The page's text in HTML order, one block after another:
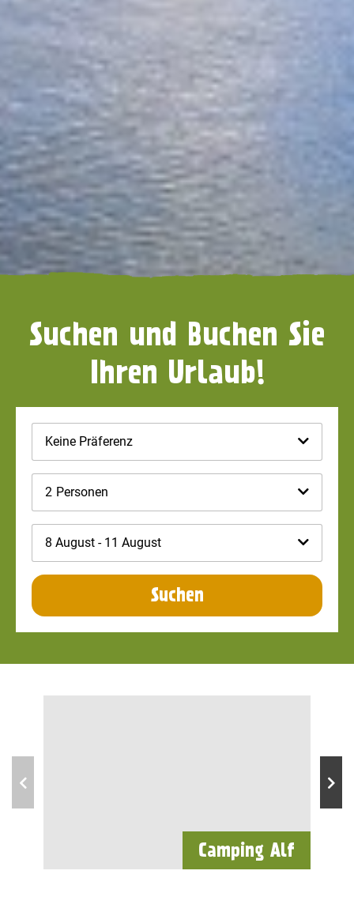
Suchen und Buchen Sie
Ihren Urlaub!
Keine Präferenz
2 Personen
8 August - 11 August
Suchen
Camping Alf